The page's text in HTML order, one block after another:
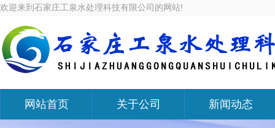
欢迎来到石家庄工泉水处理科技有限公司的网站!
网站首页 关于公司 新闻动态